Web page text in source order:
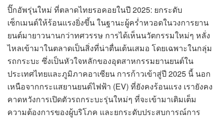
ปิ๊กอัพรุ่นใหม่ ที่ตลาดไทยรอคอยในปี 2025: ยกระดับ
เซ็กเมนต์ให้ร้อนแรงยิ่งขึ้น ในฐานะผู้คร่ำหวอดในวงการยาน
ยนต์มายาวนานกว่าทศวรรษ การได้เห็นนวัตกรรมใหม่ๆ หลั่ง
ไหลเข้ามาในตลาดเป็นสิ่งที่น่าตื่นเต้นเสมอ โดยเฉพาะในกลุ่ม
รถกระบะ ซึ่งเป็นหัวใจหลักของอุตสาหกรรมยานยนต์ใน
ประเทศไทยและภูมิภาคอาเซียน การก้าวเข้าสู่ปี 2025 นี้ นอก
เหนือจากกระแสยานยนต์ไฟฟ้า (EV) ที่ยังคงร้อนแรง เรายังคง
คาดหวังการเปิดตัวรถกระบะรุ่นใหม่ๆ ที่จะเข้ามาเติมเต็ม
ความต้องการของผู้บริโภค และยกระดับประสบการณ์การ